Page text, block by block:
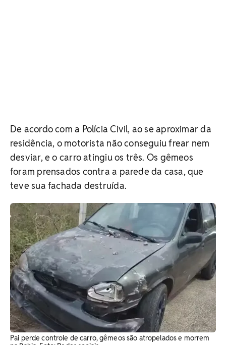
De acordo com a Polícia Civil, ao se aproximar da
residência, o motorista não conseguiu frear nem
desviar, e o carro atingiu os três. Os gêmeos
foram prensados contra a parede da casa, que
teve sua fachada destruída.
Pai perde controle de carro, gêmeos são atropelados e morrem